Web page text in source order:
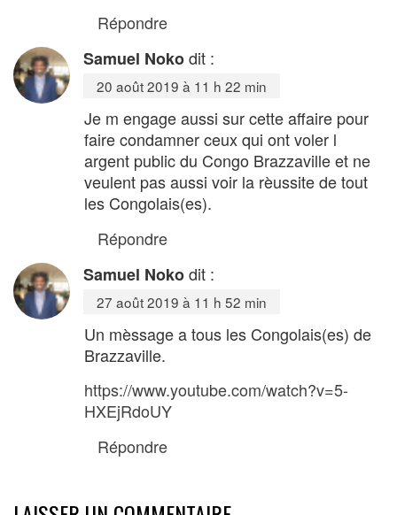
Répondre
Samuel Nokodit :
20 août 2019 à 11 h 22 min
Je m engage aussi sur cette affaire pour
faire condamner ceux qui ont voler l
argent public du Congo Brazzaville et ne
veulent pas aussi voir la rèussite de tout
les Congolais(es).
Répondre
Samuel Nokodit :
27 août 2019 à 11 h 52 min
Un mèssage a tous les Congolais(es) de
Brazzaville.
https://www.youtube.com/watch?v=5-
HXEjRdoUY
Répondre